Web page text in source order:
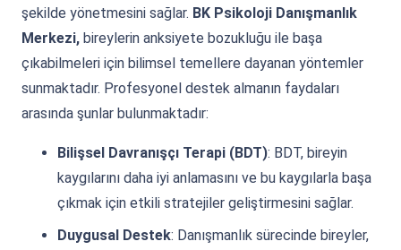
şekilde yönetmesini sağlar. BK Psikoloji Danışmanlık
Merkezi, bireylerin anksiyete bozukluğu ile başa
çıkabilmeleri için bilimsel temellere dayanan yöntemler
sunmaktadır. Profesyonel destek almanın faydaları
arasında şunlar bulunmaktadır:
Bilişsel Davranışçı Terapi (BDT): BDT, bireyin
kaygılarını daha iyi anlamasını ve bu kaygılarla başa
çıkmak için etkili stratejiler geliştirmesini sağlar.
Duygusal Destek: Danışmanlık sürecinde bireyler,